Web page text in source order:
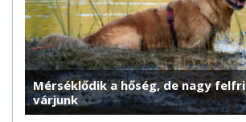
Mérséklődik a hőség, de nagy
várjunk